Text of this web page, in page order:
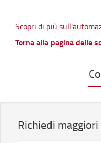
Scopri di più
Torna alla pagina delle
Richiedi